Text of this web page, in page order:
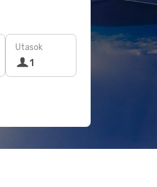
Utasok
1